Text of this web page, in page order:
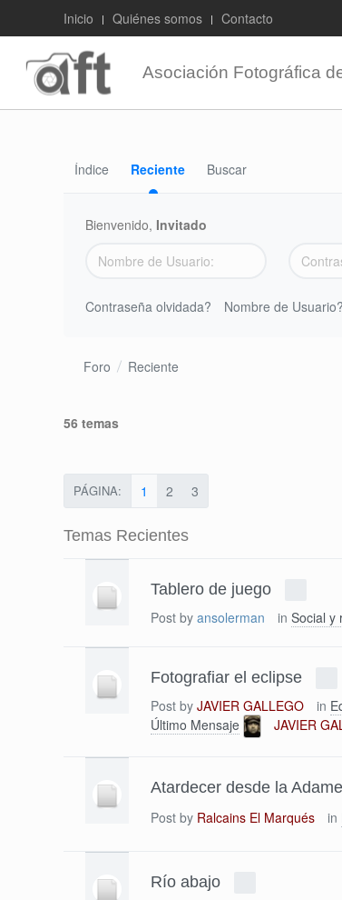
Inicio Quiénes somos Contacto
Asociación Fotográfica
Índice Reciente Buscar
Bienvenido, Invitado
Contraseña olvidada? Nombre de Usuario?
Foro Reciente
56 temas
PÁGINA: 1 2 3
Temas Recientes
Tablero de juego
Post by ansolerman in Social y
Fotografiar el eclipse
Post by JAVIER GALLEGO in
Último Mensaje
JAVIER
Atardecer desde la
Post by Ralcains El Marqués in
Río abajo